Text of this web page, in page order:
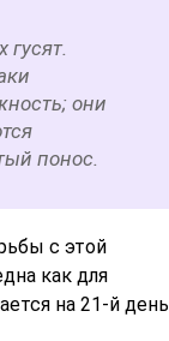
они
понос.
с этой
как для
на 21-й день